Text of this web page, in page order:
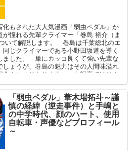
もされた大人気漫画「弱虫ペダル」か
憧れる先輩クライマー「巻島 裕介（ま
いて解説します。 巻島は千葉総北のエ
じクライマーである小野田坂道を導く
ました。 単にカッコ良くて強い先輩な
しょうが、巻島の魅力はその人間味溢れ
全さにこそあります。 本記事ではそん
「弱虫ペダル」葦木場拓斗～謹
慎の経緯（逆走事件）と手嶋と
の中学時代、顔のハート、使用
自転車・声優などプロフィール
～